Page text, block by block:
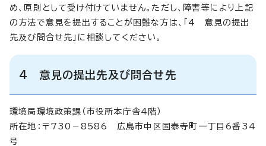
め、原則として受け付けていません。ただし、障害等により上記
の方法で意見を提出することが困難な方は、「4 意見の提出
先及び問合せ先」に相談してください。
4 意見の提出先及び問合せ先
環境局環境政策課（市役所本庁舎4階）
所在地：〒730－8586 広島市中区国泰寺町一丁目6番34
号